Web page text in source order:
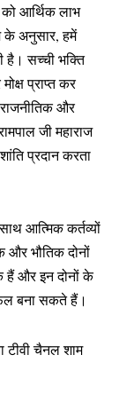
को आर्थिक लाभ
के अनुसार, हमें
है। सच्ची भक्ति
प्राप्त कर
और
जी महाराज
प्रदान करता
आत्मिक कर्तव्यों
और भौतिक दोनों
हैं और इन दोनों के
बना सकते हैं।
चैनल शाम